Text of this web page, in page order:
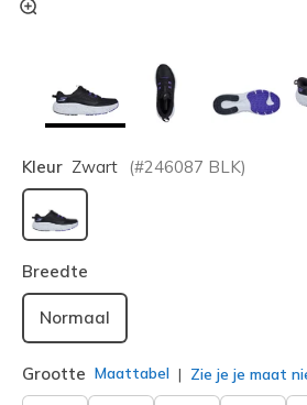
Kleur Zwart (#246087 BLK)
geselecteerd
Breedte
Normaal
Grootte Maattabel Zie je je maat